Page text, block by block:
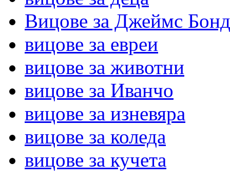
Вицове за Джеймс Бонд
вицове за евреи
вицове за животни
вицове за Иванчо
вицове за изневяра
вицове за коледа
вицове за кучета